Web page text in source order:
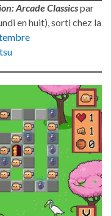
Arcade Classicspar
en huit), sorti chez la